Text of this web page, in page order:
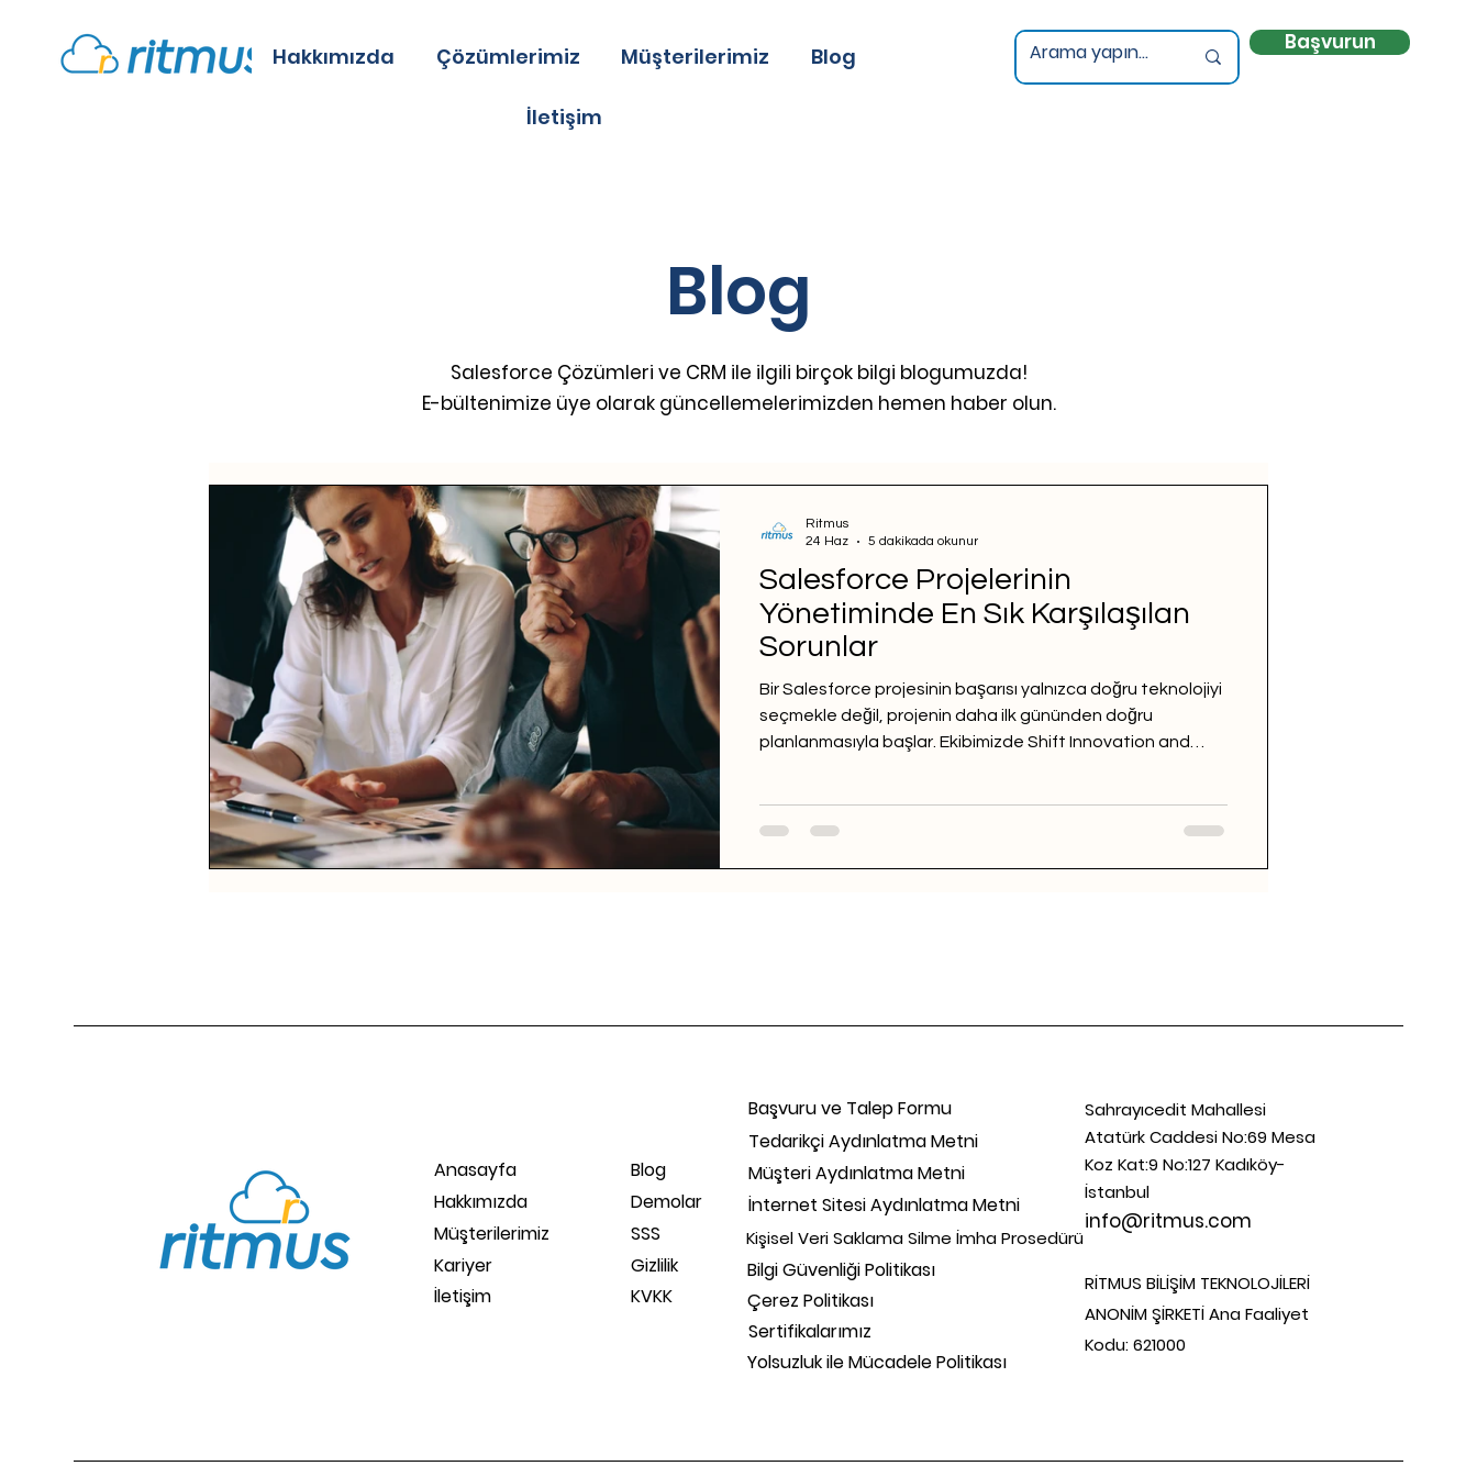
Hakkımızda Çözümlerimiz Müşterilerimiz Blog
İletişim
Başvurun
Blog
Salesforce Çözümleri ve CRM ile ilgili birçok bilgi blogumuzda!
E-bültenimize üye olarak güncellemelerimizden hemen haber olun.
Salesforce Projelerinin
Yönetiminde En Sık Karşılaşılan
Sorunlar
Bir Salesforce projesinin başarısı yalnızca doğru teknolojiyi
seçmekle değil, projenin daha ilk gününden doğru
planlanmasıyla başlar. Ekibimizde Shift Innovation and
Ritmus
24 Haz
5 dakikada okunur
Anasayfa
Hakkımızda
Müşterilerimiz
Kariyer
İletişim
Blog
Demolar
SSS
Gizlilik
KVKK
Başvuru ve Talep Formu
Tedarikçi Aydınlatma Metni
Müşteri Aydınlatma Metni
İnternet Sitesi Aydınlatma Metni
Kişisel Veri Saklama Silme İmha Prosedürü
Bilgi Güvenliği Politikası
Çerez Politikası
Sertifikalarımız
Yolsuzluk ile Mücadele Politikası
Sahrayıcedit Mahallesi
Atatürk Caddesi No:69 Mesa
Koz Kat:9 No:127 Kadıköy-
İstanbul
info@ritmus.com
RİTMUS BİLİŞİM TEKNOLOJİLERİ
ANONİM ŞİRKETİ Ana Faaliyet
Kodu: 621000